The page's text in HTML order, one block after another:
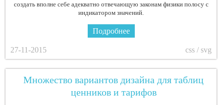
создать вполне себе адекватно отвечающую законам физики полосу с
индикатором значений.
Подробнее
27-11-2015 css / svg
Множество вариантов дизайна для таблиц
ценников и тарифов